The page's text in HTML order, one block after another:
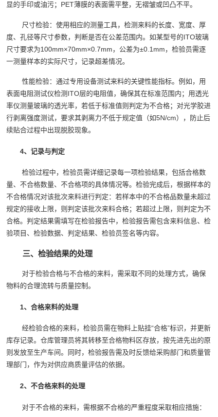
显的手印或油污；PET薄膜的表面需平整，无褶皱或凹凸不平。
尺寸检验：使用相应的测量工具，检测来料的长度、宽度、厚
度、孔径等尺寸参数，判断是否在公差范围内。如某型号的ITO玻璃
尺寸要求为100mm×70mm×0.7mm，公差为±0.1mm，检验员需逐
一测量样本的实际尺寸，记录超差情况。
性能检验：通过专用设备测试来料的关键性能指标。例如，用
表面电阻测试仪检测ITO层的电阻值，确保其在标准范围内；用透光
率仪测量玻璃的透光率，若低于标准值则判定为不合格；对光学胶进
行剥离强度测试，要求其剥离力不低于规定值（如5N/cm），防止后
续贴合过程中出现脱胶现象。
4、记录与判定
检验过程中，检验员需详细记录每一项检验结果，包括合格数
量、不合格数量、不合格项的具体情况等。检验完成后，根据样本的
不合格情况对该批次来料进行判定：若样本中的不合格品数量未超过
规定的接收上限，则判定该批次来料合格；若超过上限，则判定为不
合格。判定结果需填写在检验报告中，检验报告需包含来料信息、检
验项目、检验数据、判定结果、检验员签名等内容。
三、检验结果的处理
对于检验合格与不合格的来料，需采取不同的处理方式，确保
物料的合理流转与质量控制。
1、合格来料的处理
经检验合格的来料，检验员需在物料上贴挂“合格”标识，并更新
库存记录。仓库管理员将其转移至合格物料区存放，按先进先出的原
则发放至生产车间。同时，检验报告需及时反馈给采购部门和质量管
理部门，作为对供应商质量评估的依据。
2、不合格来料的处理
对于不合格的来料，需根据不合格的严重程度采取相应措施：